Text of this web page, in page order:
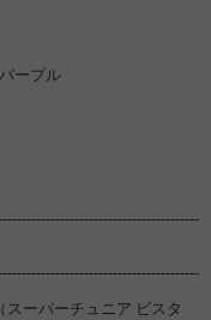
ープル
ーパーチュニア ビスタ